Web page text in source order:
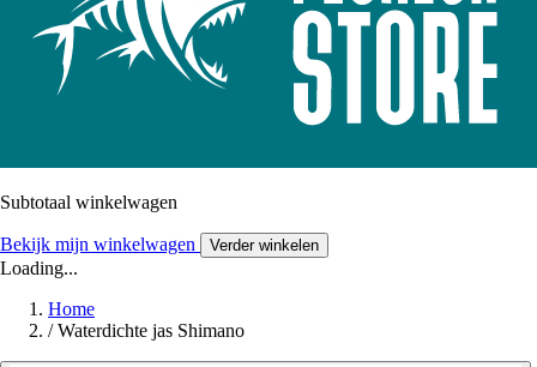
Subtotaal winkelwagen
Bekijk mijn winkelwagen Verder winkelen
Loading...
Home
/ Waterdichte jas Shimano